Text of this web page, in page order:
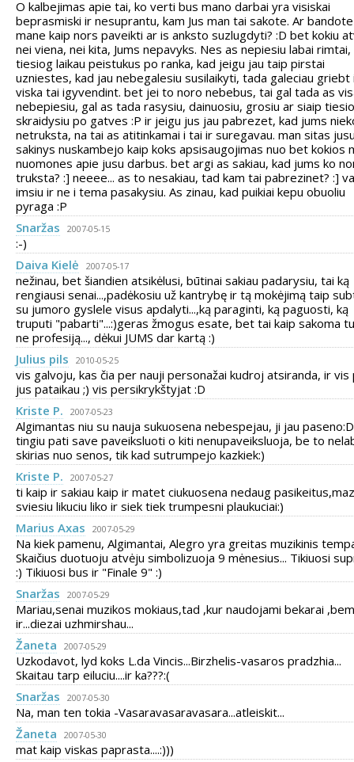
O kalbejimas apie tai, ko verti bus mano darbai yra visiskai
beprasmiski ir nesuprantu, kam Jus man tai sakote. Ar bandote
mane kaip nors paveikti ar is anksto suzlugdyti? :D bet kokiu
nei viena, nei kita, Jums nepavyks. Nes as nepiesiu labai rimtai,
tiesiog laikau peistukus po ranka, kad jeigu jau taip pirstai
uzniestes, kad jau nebegalesiu susilaikyti, tada galeciau griebt
viska tai igyvendint. bet jei to noro nebebus, tai gal tada as
nebepiesiu, gal as tada rasysiu, dainuosiu, grosiu ar siaip
skraidysiu po gatves :P ir jeigu jus jau pabrezet, kad jums
netruksta, na tai as atitinkamai i tai ir suregavau. man sitas
sakinys nuskambejo kaip koks apsisaugojimas nuo bet kokios
nuomones apie jusu darbus. bet argi as sakiau, kad jums ko
truksta? :] neeee... as to nesakiau, tad kam tai pabrezinet? :]
imsiu ir ne i tema pasakysiu. As zinau, kad puikiai kepu obuoliu
pyraga :P
Snaržas
2007-05-15
:-)
Daiva Kielė
2007-05-17
nežinau, bet šiandien atsikėlusi, būtinai sakiau padarysiu, tai ką
rengiausi senai...,padėkosiu už kantrybę ir tą mokėjimą taip
su jumoro gyslele visus apdalyti...,ką paraginti, ką paguosti, ką
truputi "pabarti"...:)geras žmogus esate, bet tai kaip sakoma
ne profesiją..., dėkui JUMS dar kartą :)
Julius pils
2010-05-25
vis galvoju, kas čia per nauji personažai kudroj atsiranda, ir vis
jus pataikau ;) vis persikrykštyjat :D
Kriste P.
2007-05-23
Algimantas niu su nauja sukuosena nebespejau, ji jau paseno:D
tingiu pati save paveiksluoti o kiti nenupaveiksluoja, be to
skirias nuo senos, tik kad sutrumpejo kazkiek:)
Kriste P.
2007-05-27
ti kaip ir sakiau kaip ir matet ciukuosena nedaug
sviesiu likuciu liko ir siek tiek trumpesni plaukuciai:)
Marius Axas
2007-05-29
Na kiek pamenu, Algimantai, Alegro yra greitas muzikinis
Skaičius duotuoju atvėju simbolizuoja 9 mėnesius... Tikiuosi
:) Tikiuosi bus ir "Finale 9" :)
Snaržas
2007-05-29
Mariau,senai muzikos mokiaus,tad ,kur naudojami bekarai
ir...diezai uzhmirshau...
Žaneta
2007-05-29
Uzkodavot, lyd koks L.da Vincis...Birzhelis-vasaros pradzhia...
Skaitau tarp eiluciu....ir ka???:(
Snaržas
2007-05-30
Na, man ten tokia -Vasaravasaravasara...atleiskit...
Žaneta
2007-05-30
mat kaip viskas paprasta....:)))